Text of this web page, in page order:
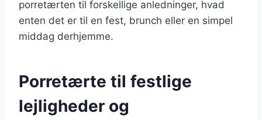
porretærten til forskellige anledninger, hvad
enten det er til en fest, brunch eller en simpel
middag derhjemme.
Porretærte til festlige
lejligheder og